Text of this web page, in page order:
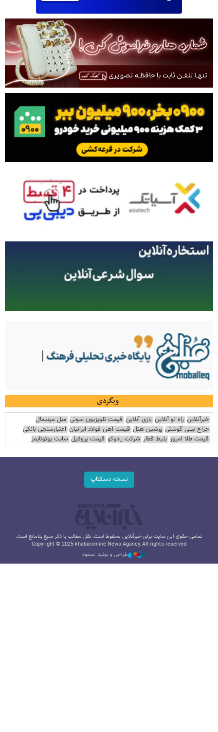
وبگردی
خبرآنلاین راه نو آنلاین بازی آنلاین قیمت تلویزیون سونی مبل مینیمال
جراح بینی گوشتی پرشین هتل قیمت آهن فولاد ایرانیان اعتبارسنجی بانکی
قیمت طلا امروز بلیط قطار شرکت رادوکو قیمت پروفیل سایت یوتوتایمز
نسخه دسکتاپ
تمامی حقوق این سایت برای خبرآنلاین محفوظ است. نقل مطالب با ذکر منبع بلامانع است.
Copyright © 2025 khabaronline News Agancy, All rights reserved
طراحی و تولید: نستوه